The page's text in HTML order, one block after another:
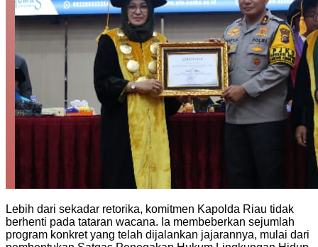
Lebih dari sekadar retorika, komitmen Kapolda Riau tidak
berhenti pada tataran wacana. Ia membeberkan sejumlah
program konkret yang telah dijalankan jajarannya, mulai dari